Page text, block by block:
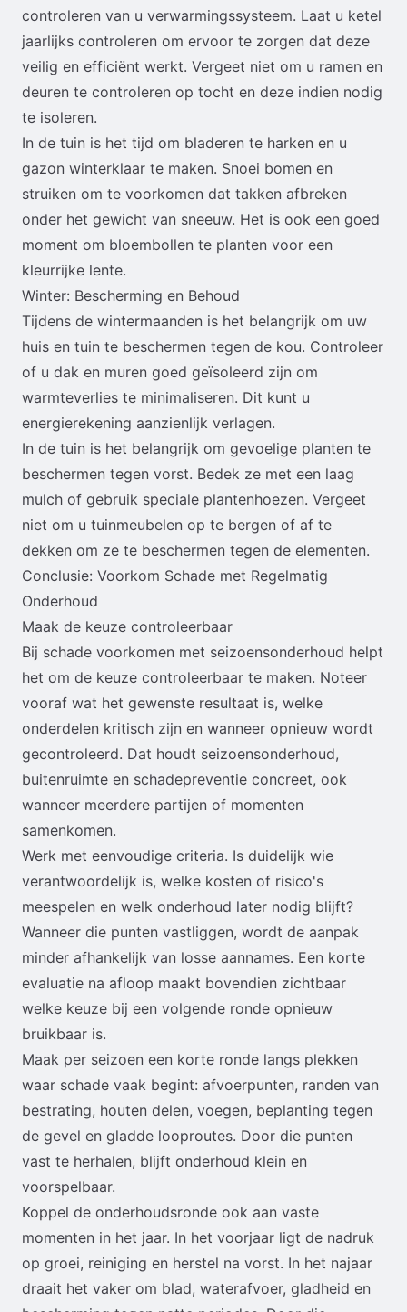
controleren van u verwarmingssysteem. Laat u ketel
jaarlijks controleren om ervoor te zorgen dat deze
veilig en efficiënt werkt. Vergeet niet om u ramen en
deuren te controleren op tocht en deze indien nodig
te isoleren.
In de tuin is het tijd om bladeren te harken en u
gazon winterklaar te maken. Snoei bomen en
struiken om te voorkomen dat takken afbreken
onder het gewicht van sneeuw. Het is ook een goed
moment om bloembollen te planten voor een
kleurrijke lente.
Winter: Bescherming en Behoud
Tijdens de wintermaanden is het belangrijk om uw
huis en tuin te beschermen tegen de kou. Controleer
of u dak en muren goed geïsoleerd zijn om
warmteverlies te minimaliseren. Dit kunt u
energierekening aanzienlijk verlagen.
In de tuin is het belangrijk om gevoelige planten te
beschermen tegen vorst. Bedek ze met een laag
mulch of gebruik speciale plantenhoezen. Vergeet
niet om u tuinmeubelen op te bergen of af te
dekken om ze te beschermen tegen de elementen.
Conclusie: Voorkom Schade met Regelmatig
Onderhoud
Maak de keuze controleerbaar
Bij schade voorkomen met seizoensonderhoud helpt
het om de keuze controleerbaar te maken. Noteer
vooraf wat het gewenste resultaat is, welke
onderdelen kritisch zijn en wanneer opnieuw wordt
gecontroleerd. Dat houdt seizoensonderhoud,
buitenruimte en schadepreventie concreet, ook
wanneer meerdere partijen of momenten
samenkomen.
Werk met eenvoudige criteria. Is duidelijk wie
verantwoordelijk is, welke kosten of risico's
meespelen en welk onderhoud later nodig blijft?
Wanneer die punten vastliggen, wordt de aanpak
minder afhankelijk van losse aannames. Een korte
evaluatie na afloop maakt bovendien zichtbaar
welke keuze bij een volgende ronde opnieuw
bruikbaar is.
Maak per seizoen een korte ronde langs plekken
waar schade vaak begint: afvoerpunten, randen van
bestrating, houten delen, voegen, beplanting tegen
de gevel en gladde looproutes. Door die punten
vast te herhalen, blijft onderhoud klein en
voorspelbaar.
Koppel de onderhoudsronde ook aan vaste
momenten in het jaar. In het voorjaar ligt de nadruk
op groei, reiniging en herstel na vorst. In het najaar
draait het vaker om blad, waterafvoer, gladheid en